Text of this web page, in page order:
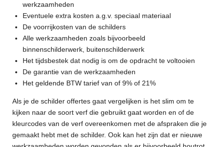
werkzaamheden
Eventuele extra kosten a.g.v. speciaal materiaal
De voorrijkosten van de schilders
Alle werkzaamheden zoals bijvoorbeeld
binnenschilderwerk, buitenschilderwerk
Het tijdsbestek dat nodig is om de opdracht te voltooien
De garantie van de werkzaamheden
Het geldende BTW tarief van of 9% of 21%
Als je de schilder offertes gaat vergelijken is het slim om te
kijken naar de soort verf die gebruikt gaat worden en of de
kleurcodes van de verf overeenkomen met de afspraken die je
gemaakt hebt met de schilder. Ook kan het zijn dat er nieuwe